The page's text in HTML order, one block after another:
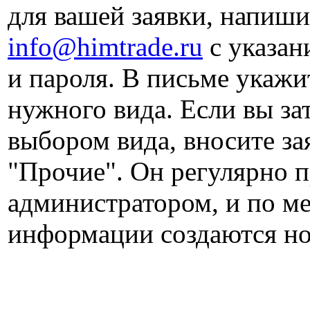
для вашей заявки,
info@himtrade.ru с
и пароля. В письме
нужного вида. Если вы
выбором вида, вносите
"Прочие". Он регулярно
администратором, и по
информации создаются